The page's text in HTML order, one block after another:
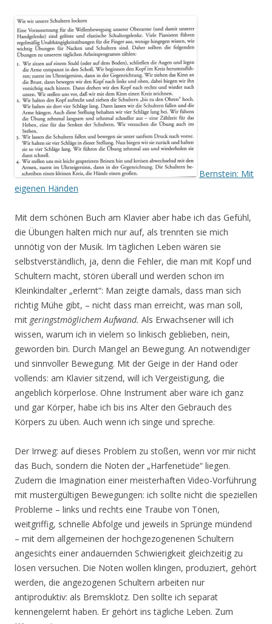
Bernstein: Mit
eigenen Händen
Mit dem schönen Buch am Klavier aber habe ich das Gefühl,
die Übungen halten mich nur auf, als trennten sie mich
unnötig von der Musik. Im täglichen Leben wären sie
selbstverständlich, ja, denn die Fehler, die man mit Kopf und
Schultern macht, stören überall und werden schon im
Kleinkindalter „erlernt“: Man zeigte damals, dass man sich
richtig Mühe gibt, – nicht dass man erreicht, was man soll,
mit geringstmöglichem Aufwand. Als Erwachsener will ich
wissen, warum ich in vielem so linkisch geblieben, nein,
geworden bin. Durch Mangel an Bewegung. An notwendiger
und sinnvoller Bewegung. Mit der Geige in der Hand oder
vollends: am Klavier sitzend, will ich Vergeistigung, die
angeblich körperlose. Ohne Instrument aber wäre ich ganz
und gar Körper, habe ich bis ins Alter den Gebrauch des
Körpers zu üben. Auch wenn ich singe und spreche.
Der Irrweg: auf dieses Problem zu stoßen, wenn vor mir nicht
das Buch, sondern die Noten der „Harfenetüde“ liegen.
Zudem die Imagination einer meisterhaften Video-Vorführung
mit mustergültigen Bewegungen: ich sollte nicht die speziellen
Probleme – links und rechts eine Traube von Tönen,
weitgriffig, schnelle Abfolge und jeweils in Sprünge mündend
– mit dem allgemeinen der hochgezogenenen Schultern
angesichts einer andauernden Schwierigkeit gleichzeitig zu
lösen versuchen. Die Noten wollen klingen, produziert, gehört
werden, die angezogenen Schultern arbeiten nur
antiproduktiv: als Bremsklotz. Den sollte ich separat
kennengelernt haben. Er gehört ins tägliche Leben. Zum